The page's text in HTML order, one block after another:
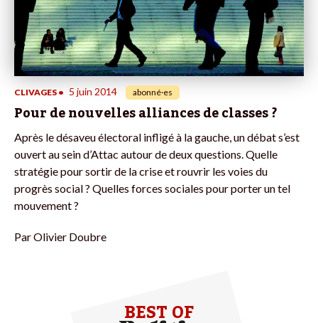
CLIVAGES • 5 juin 2014 abonné·es
Pour de nouvelles alliances de classes ?
Après le désaveu électoral infligé à la gauche, un débat s’est
ouvert au sein d’Attac autour de deux questions. Quelle
stratégie pour sortir de la crise et rouvrir les voies du
progrès social ? Quelles forces sociales pour porter un tel
mouvement ?
ParOlivier Doubre
BEST OF